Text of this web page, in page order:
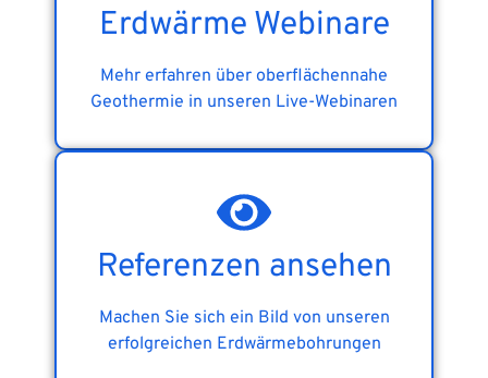
Erdwärme Webinare
Mehr erfahren über oberflächennahe
Geothermie in unseren Live-Webinaren
Referenzen ansehen
Machen Sie sich ein Bild von unseren
erfolgreichen Erdwärmebohrungen